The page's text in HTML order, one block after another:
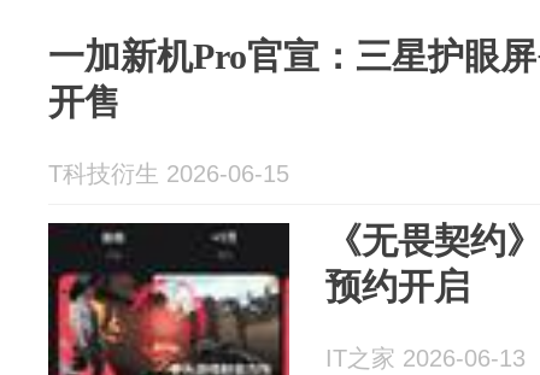
一加新机Pro官宣：三星护眼
开售
T科技衍生 2026-06-15
《无畏契约
预约开启
IT之家 2026-06-13